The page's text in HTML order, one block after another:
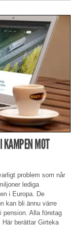
KAMPEN MOT
problem som når
lediga
i Europa. De
kan bli ännu värre
pension. Alla företag
berättar Girteka